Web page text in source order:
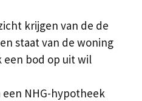
krijgen van de de
staat van de woning
een bod op uit wil
een NHG-hypotheek